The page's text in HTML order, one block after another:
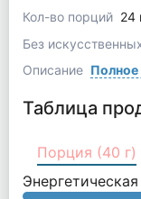
Кол-во порций 24
Без
Описание Полное
Таблица
Порция (40 г)